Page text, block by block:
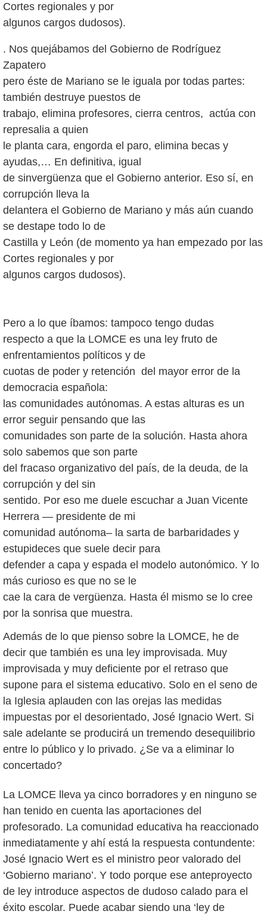
Cortes regionales y por
. Nos quejábamos del Gobierno de Rodríguez
Zapatero
pero éste de Mariano se le iguala por todas partes:
también destruye puestos de
trabajo, elimina profesores, cierra centros, actúa con
represalia a quien
le planta cara, engorda el paro, elimina becas y
ayudas,… En definitiva, igual
de sinvergüenza que el Gobierno anterior. Eso sí, en
corrupción lleva la
delantera el Gobierno de Mariano y más aún cuando
se destape todo lo de
Castilla y León (de momento ya han empezado por las
Cortes regionales y por
algunos cargos dudosos).
Pero a lo que íbamos: tampoco tengo dudas
respecto a que la LOMCE es una ley fruto de
enfrentamientos políticos y de
cuotas de poder y retención del mayor error de la
democracia española:
las comunidades autónomas. A estas alturas es un
error seguir pensando que las
comunidades son parte de la solución. Hasta ahora
solo sabemos que son parte
del fracaso organizativo del país, de la deuda, de la
corrupción y del sin
sentido. Por eso me duele escuchar a Juan Vicente
Herrera — presidente de mi
comunidad autónoma– la sarta de barbaridades y
estupideces que suele decir para
defender a capa y espada el modelo autonómico. Y lo
más curioso es que no se le
cae la cara de vergüenza. Hasta él mismo se lo cree
por la sonrisa que muestra.
Además de lo que pienso sobre la LOMCE, he de
decir que también es una ley improvisada. Muy
improvisada y muy deficiente por el retraso que
supone para el sistema educativo. Solo en el seno de
la Iglesia aplauden con las orejas las medidas
impuestas por el desorientado, José Ignacio Wert. Si
sale adelante se producirá un tremendo desequilibrio
entre lo público y lo privado. ¿Se va a eliminar lo
concertado?
La LOMCE lleva ya cinco borradores y en ninguno se
han tenido en cuenta las aportaciones del
profesorado. La comunidad educativa ha reaccionado
inmediatamente y ahí está la respuesta contundente:
José Ignacio Wert es el ministro peor valorado del
‘Gobierno mariano’. Y todo porque ese anteproyecto
de ley introduce aspectos de dudoso calado para el
éxito escolar. Puede acabar siendo una ‘ley de